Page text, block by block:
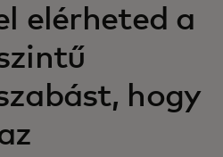
elérheted a
hogy